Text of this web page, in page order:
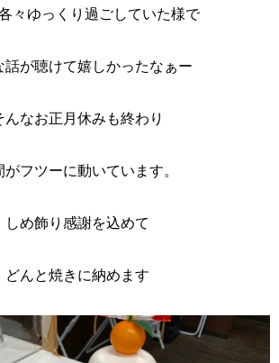
々ゆっくり過ごしていた様で
話が聴けて嬉しかったなぁー
んなお正月休みも終わり
がフツーに動いています。
しめ飾り感謝を込めて
どんと焼きに納めます